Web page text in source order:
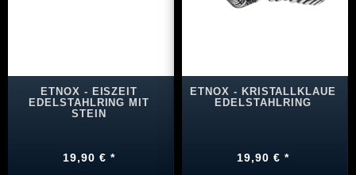
ETNOX - EISZEIT
EDELSTAHLRING MIT
STEIN
19,90 € *
ETNOX - KRISTALLKLAUE
EDELSTAHLRING
19,90 € *